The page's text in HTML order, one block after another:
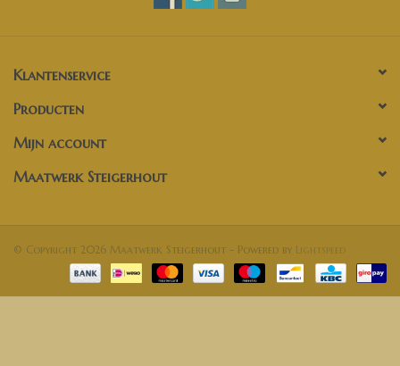
Klantenservice
Producten
Mijn account
Maatwerk Steigerhout
© Copyright 2026 Maatwerk Steigerhout - Powered by Lightspeed